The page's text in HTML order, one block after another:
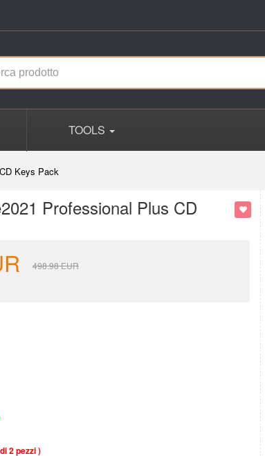
TOOLS
Keys Pack
Professional Plus CD
498.98EUR
2 pezzi )